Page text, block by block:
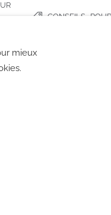
CONSEILS
de gestion des
mieux